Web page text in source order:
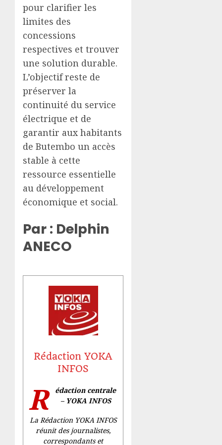
pour clarifier les
limites des
concessions
respectives et trouver
une solution durable.
L’objectif reste de
préserver la
continuité du service
électrique et de
garantir aux habitants
de Butembo un accès
stable à cette
ressource essentielle
au développement
économique et social.
Par : Delphin
ANECO
Rédaction YOKA
INFOS
R
édaction centrale
– YOKA INFOS
La Rédaction YOKA INFOS
réunit des journalistes,
correspondants et